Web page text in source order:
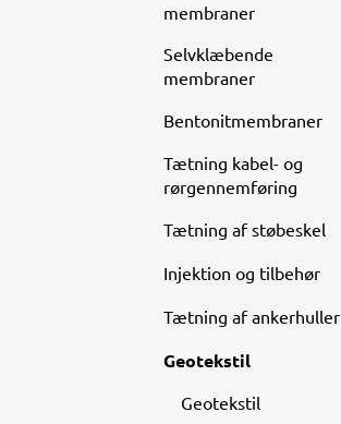
membraner
Selvklæbende
membraner
Bentonitmembraner
Tætning kabel- og
rørgennemføring
Tætning af støbeskel
Injektion og tilbehør
Tætning af ankerhuller
Geotekstil
Geotekstil